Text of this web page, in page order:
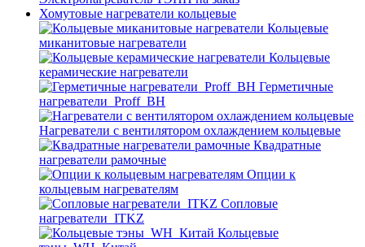
Хомутовые нагреватели кольцевые
Кольцевые
миканитовые нагреватели
Кольцевые
керамические нагреватели
Герметичные
нагреватели_Proff_BH
Нагреватели с вентилятором охлаждением кольцевые
Квадратные
нагреватели рамочные
Опции к
кольцевым нагревателям
Cопловые
нагреватели_ITKZ
Кольцевые